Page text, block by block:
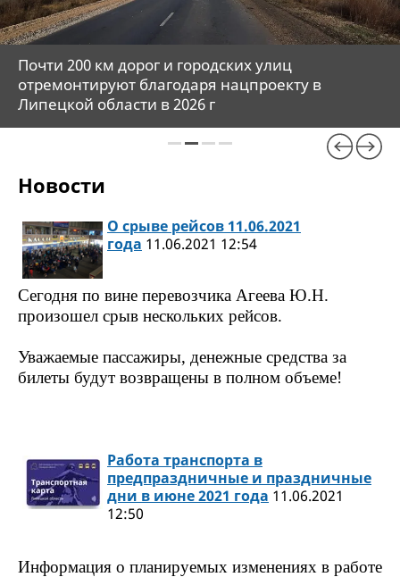
Почти 200 км дорог и городских улиц
отремонтируют благодаря нацпроекту в
Липецкой области в 2026 г
Новости
О срыве рейсов 11.06.2021
года 11.06.2021 12:54
Сегодня по вине перевозчика Агеева Ю.Н.
произошел срыв нескольких рейсов.
Уважаемые пассажиры, денежные средства за
билеты будут возвращены в полном объеме!
Работа транспорта в
предпраздничные и праздничные
дни в июне 2021 года 11.06.2021
12:50
Информация о планируемых изменениях в работе